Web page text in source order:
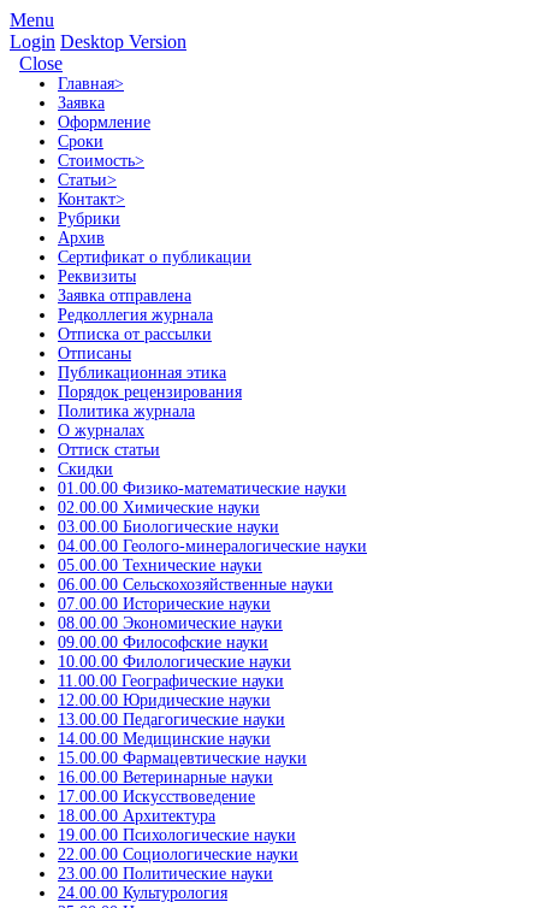
Menu
Login Desktop Version
Close
Главная>
Заявка
Оформление
Сроки
Стоимость>
Статьи>
Контакт>
Рубрики
Архив
Сертификат о публикации
Реквизиты
Заявка отправлена
Редколлегия журнала
Отписка от рассылки
Отписаны
Публикационная этика
Порядок рецензирования
Политика журнала
О журналах
Оттиск статьи
Скидки
01.00.00 Физико-математические науки
02.00.00 Химические науки
03.00.00 Биологические науки
04.00.00 Геолого-минералогические науки
05.00.00 Технические науки
06.00.00 Сельскохозяйственные науки
07.00.00 Исторические науки
08.00.00 Экономические науки
09.00.00 Философские науки
10.00.00 Филологические науки
11.00.00 Географические науки
12.00.00 Юридические науки
13.00.00 Педагогические науки
14.00.00 Медицинские науки
15.00.00 Фармацевтические науки
16.00.00 Ветеринарные науки
17.00.00 Искусствоведение
18.00.00 Архитектура
19.00.00 Психологические науки
22.00.00 Социологические науки
23.00.00 Политические науки
24.00.00 Культурология